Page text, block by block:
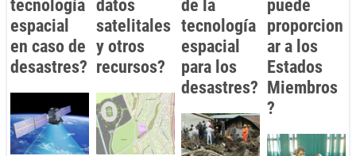
tecnología
espacial
en caso de
desastres?
datos
satelitales
y otros
recursos?
de la
tecnología
espacial
para los
desastres?
puede
proporcion
ar a los
Estados
Miembros
?